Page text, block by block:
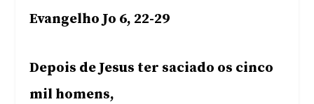
Evangelho Jo 6, 22-29
Depois de Jesus ter saciado os cinco
mil homens,